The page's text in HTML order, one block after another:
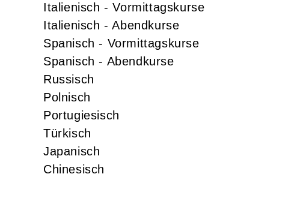
Italienisch - Vormittagskurse
Italienisch - Abendkurse
Spanisch - Vormittagskurse
Spanisch - Abendkurse
Russisch
Polnisch
Portugiesisch
Türkisch
Japanisch
Chinesisch